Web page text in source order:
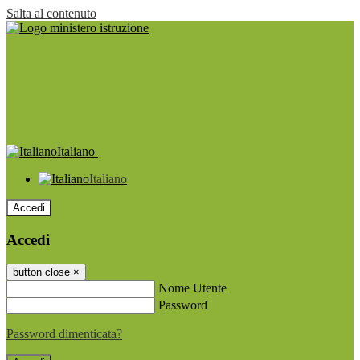
Salta al contenuto
Italiano
Italiano
Accedi
Accedi
button close ×
Nome Utente
Password
Password dimenticata?